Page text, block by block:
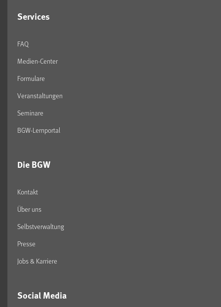
Services
FAQ
Medien-Center
Formulare
Veranstaltungen
Seminare
BGW-Lernportal
Die BGW
Kontakt
Über uns
Selbstverwaltung
Presse
Jobs & Karriere
Social Media